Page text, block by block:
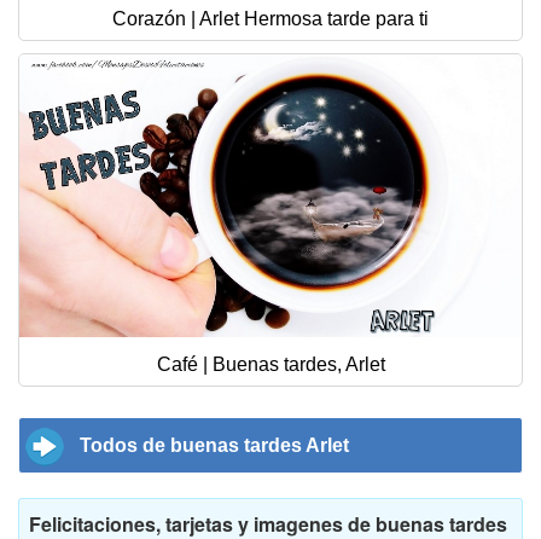
Corazón | Arlet Hermosa tarde para ti
Café | Buenas tardes, Arlet
Todos de buenas tardes Arlet
Felicitaciones, tarjetas y imagenes de buenas tardes